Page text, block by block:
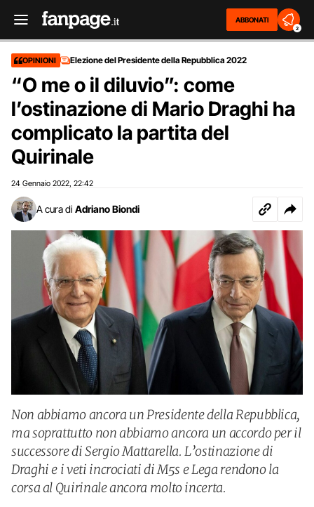
ABBONATI
2
OPINIONI Elezione del Presidente della Repubblica 2022
“O me o il diluvio”: come
l’ostinazione di Mario Draghi ha
complicato la partita del
Quirinale
24 Gennaio 2022 22:42
A cura di Adriano Biondi
Non abbiamo ancora un Presidente della Repubblica,
ma soprattutto non abbiamo ancora un accordo per il
successore di Sergio Mattarella. L’ostinazione di
Draghi e i veti incrociati di M5s e Lega rendono la
corsa al Quirinale ancora molto incerta.